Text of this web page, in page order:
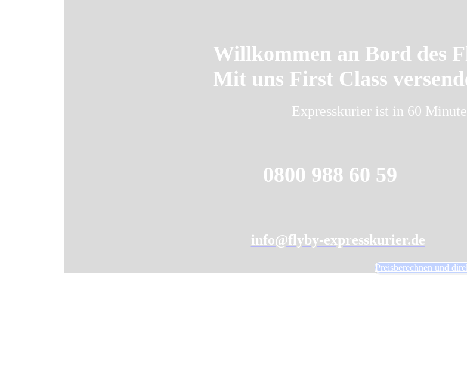
Willkommen an Bord des
Mit uns First Class
Expresskurier ist in 60
0800 988 60 59
info@flyby-expresskurier.de
Preisberechnen und